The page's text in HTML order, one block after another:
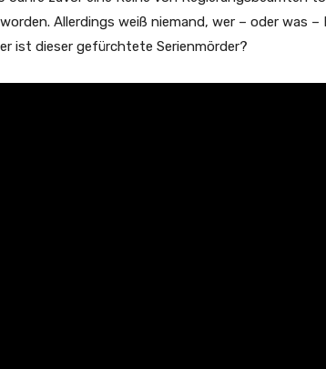
Allerdings weiß niemand, wer – oder was
ist dieser gefürchtete Serienmörder?